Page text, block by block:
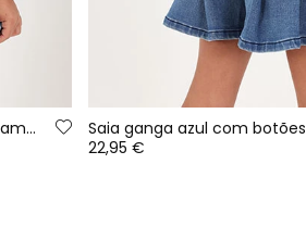
Camiseta de malha menina cru estampado amigas
Saia ganga azul com botões
22,95 €